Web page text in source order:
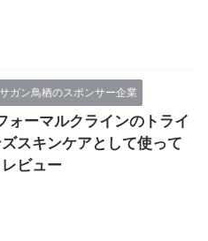
サガン鳥栖のスポンサー企業
ォーマルクラインのトライ
スキンケアとして使って
ビュー